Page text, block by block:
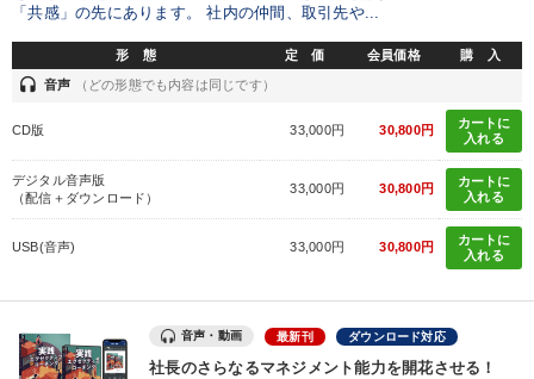
「共感」の先にあります。 社内の仲間、取引先や...
形 態 定 価 会員価格 購 入
headset 音声 （どの形態でも内容は同じです）
CD版 33,000円 30,800円
カートに
入れる
デジタル音声版
（配信＋ダウンロード）
33,000円 30,800円
カートに
入れる
USB(音声) 33,000円 30,800円
カートに
入れる
音声・動画 最新刊 ダウンロード対応
社長のさらなるマネジメント能力を開花させる！